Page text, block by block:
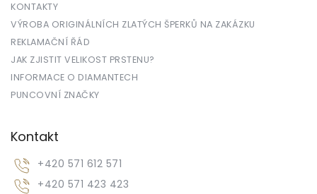
KONTAKTY
VÝROBA ORIGINÁLNÍCH ZLATÝCH ŠPERKŮ NA ZAKÁZKU
REKLAMAČNÍ ŘÁD
JAK ZJISTIT VELIKOST PRSTENU?
INFORMACE O DIAMANTECH
PUNCOVNÍ ZNAČKY
Kontakt
+420 571 612 571
+420 571 423 423